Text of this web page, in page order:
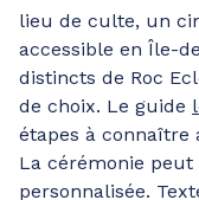
lieu de culte, un
accessible en Île-
distincts de Roc
de choix. Le guide
étapes à connaître
La cérémonie
personnalisée.